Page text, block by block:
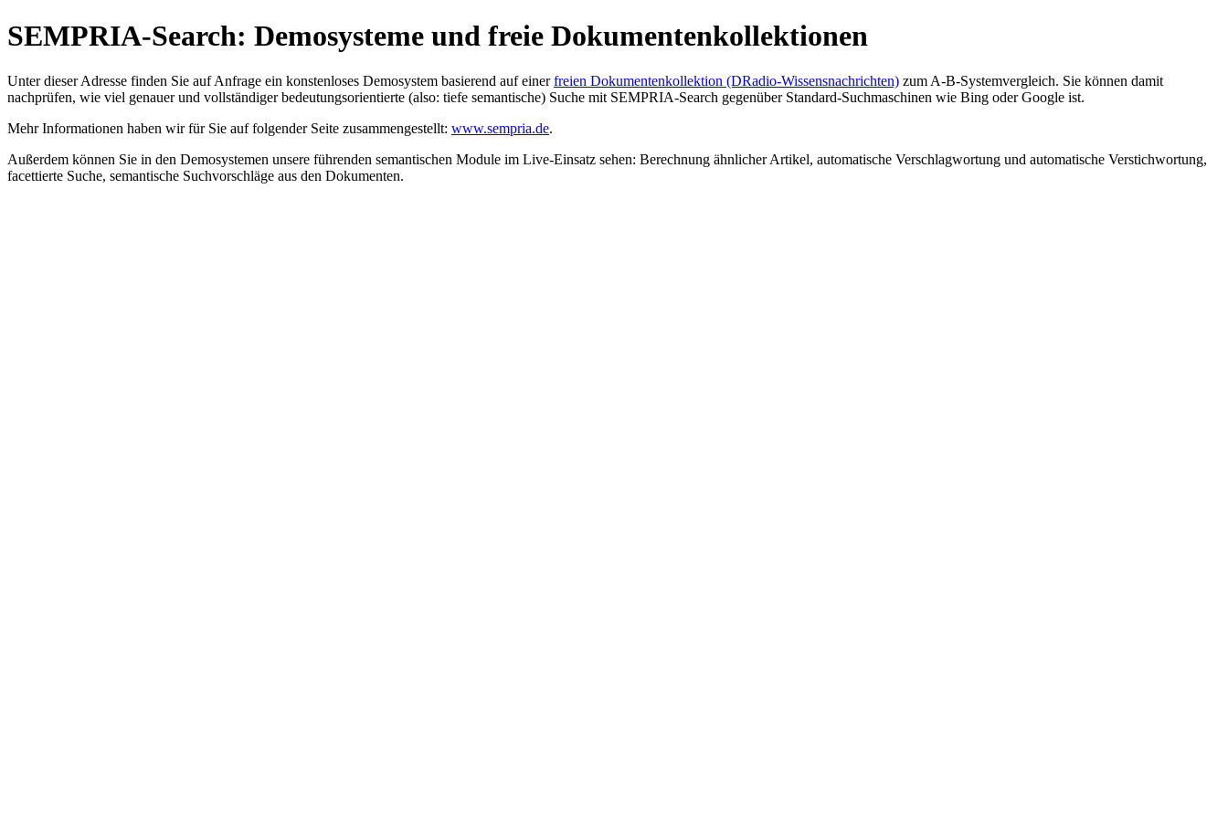
SEMPRIA-Search: Demosysteme und freie Dokumentenkollektionen
Unter dieser Adresse finden Sie auf Anfrage ein konstenloses Demosystem basierend auf einerfreien Dokumentenkollektion (DRadio-Wissensnachrichten) zum A-B-Systemvergleich. Sie können damit
nachprüfen, wie viel genauer und vollständiger bedeutungsorientierte (also: tiefe semantische) Suche mit SEMPRIA-Search gegenüber Standard-Suchmaschinen wie Bing oder Google ist.
Mehr Informationen haben wir für Sie auf folgender Seite zusammengestellt: www.sempria.de.
Außerdem können Sie in den Demosystemen unsere führenden semantischen Module im Live-Einsatz sehen: Berechnung ähnlicher Artikel, automatische Verschlagwortung und automatische Verstichwortung,
facettierte Suche, semantische Suchvorschläge aus den Dokumenten.